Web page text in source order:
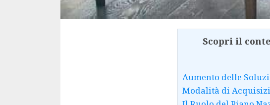
Scopri il
Aumento delle
Modalità di